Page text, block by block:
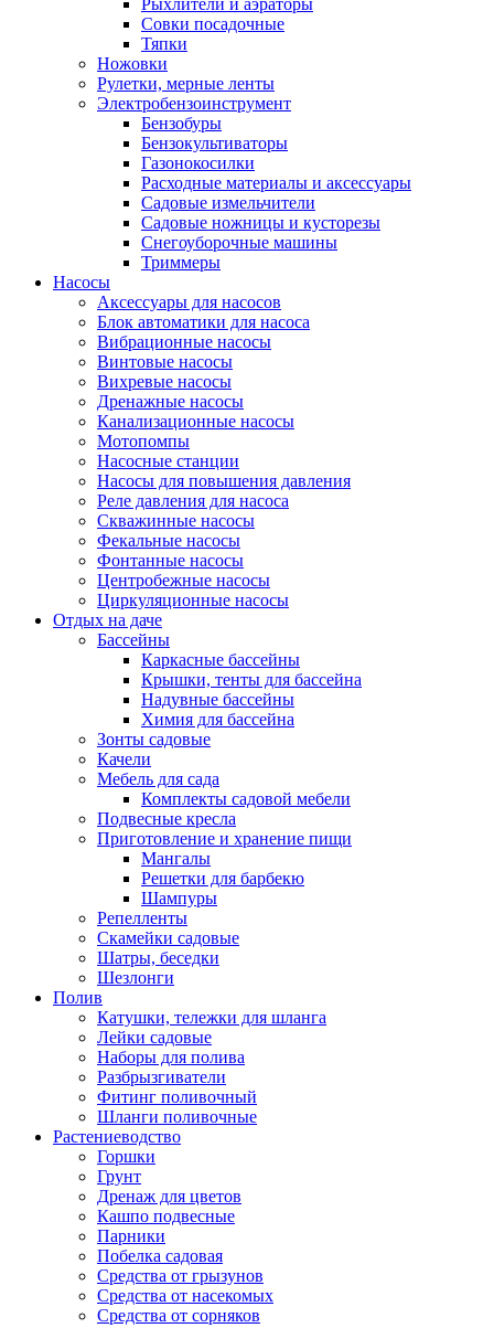
Рыхлители и аэраторы
Совки посадочные
Тяпки
Ножовки
Рулетки, мерные ленты
Электробензоинструмент
Бензобуры
Бензокультиваторы
Газонокосилки
Расходные материалы и аксессуары
Садовые измельчители
Садовые ножницы и кусторезы
Снегоуборочные машины
Триммеры
Насосы
Аксессуары для насосов
Блок автоматики для насоса
Вибрационные насосы
Винтовые насосы
Вихревые насосы
Дренажные насосы
Канализационные насосы
Мотопомпы
Насосные станции
Насосы для повышения давления
Реле давления для насоса
Скважинные насосы
Фекальные насосы
Фонтанные насосы
Центробежные насосы
Циркуляционные насосы
Отдых на даче
Бассейны
Каркасные бассейны
Крышки, тенты для бассейна
Надувные бассейны
Химия для бассейна
Зонты садовые
Качели
Мебель для сада
Комплекты садовой мебели
Подвесные кресла
Приготовление и хранение пищи
Мангалы
Решетки для барбекю
Шампуры
Репелленты
Скамейки садовые
Шатры, беседки
Шезлонги
Полив
Катушки, тележки для шланга
Лейки садовые
Наборы для полива
Разбрызгиватели
Фитинг поливочный
Шланги поливочные
Растениеводство
Горшки
Грунт
Дренаж для цветов
Кашпо подвесные
Парники
Побелка садовая
Средства от грызунов
Средства от насекомых
Средства от сорняков